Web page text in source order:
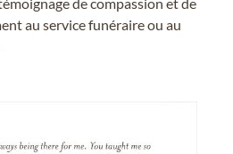
au service funéraire ou au